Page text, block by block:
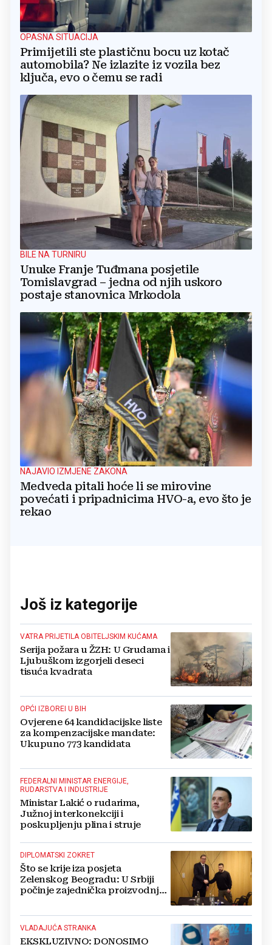
OPASNA SITUACIJA
Primijetili ste plastičnu bocu uz kotač
automobila? Ne izlazite iz vozila bez
ključa, evo o čemu se radi
BILE NA TURNIRU
Unuke Franje Tuđmana posjetile
Tomislavgrad – jedna od njih uskoro
postaje stanovnica Mrkodola
NAJAVIO IZMJENE ZAKONA
Medveda pitali hoće li se mirovine
povećati i pripadnicima HVO-a, evo što je
rekao
Još iz kategorije
VATRA PRIJETILA OBITELJSKIM KUĆAMA
Serija požara u ŽZH: U Grudama i
Ljubuškom izgorjeli deseci
tisuća kvadrata
OPĆI IZBOREI U BIH
Ovjerene 64 kandidacijske liste
za kompenzacijske mandate:
Ukupuno 773 kandidata
FEDERALNI MINISTAR ENERGIJE,
RUDARSTVA I INDUSTRIJE
Ministar Lakić o rudarima,
Južnoj interkonekciji i
poskupljenju plina i struje
DIPLOMATSKI ZOKRET
Što se krije iza posjeta
Zelenskog Beogradu: U Srbiji
počinje zajednička proizvodnja
VLADAJUĆA STRANKA
EKSKLUZIVNO: DONOSIMO